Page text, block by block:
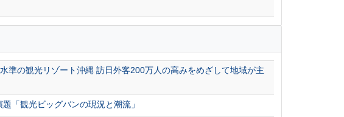
の観光リゾート沖縄 訪日外客200万人の高みをめざして地域が主
「観光ビッグバンの現況と潮流」